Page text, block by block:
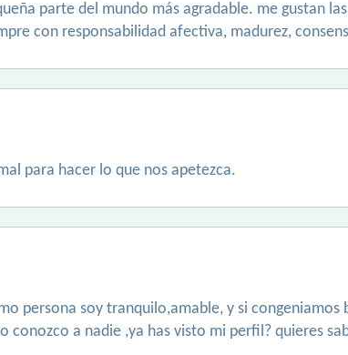
parte del mundo más agradable. me gustan
con responsabilidad afectiva, madurez,
para hacer lo que nos apetezca.
persona soy tranquilo,amable, y si
a nadie ,ya has visto mi perfil? quieres